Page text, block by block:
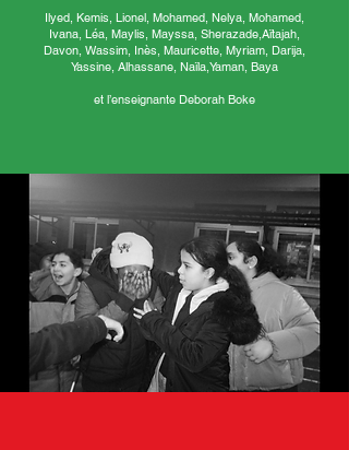
Ilyed, Kemis, Lionel, Mohamed, Nelya, Mohamed,
Ivana, Léa, Maylis, Mayssa, Sherazade,Aïtajah,
Davon, Wassim, Inès, Mauricette, Myriam, Darija,
Yassine, Alhassane, Naïla,Yaman, Baya
et l’enseignante Deborah Boke